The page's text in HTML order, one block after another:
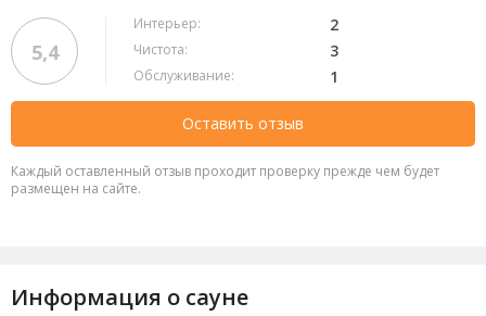
5,4
Интерьер: 2
Чистота: 3
Обслуживание: 1
Оставить отзыв
Каждый оставленный отзыв проходит проверку прежде чем будет
размещен на сайте.
Информация о сауне